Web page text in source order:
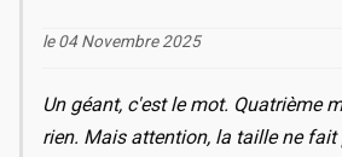
le 04 Novembre 2025
Un géant, c'est le mot. Quatrième
rien. Mais attention, la taille ne fait